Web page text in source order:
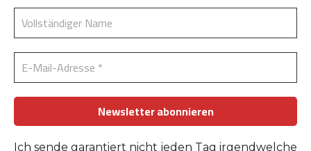
Ich sende garantiert nicht jeden Tag irgendwelche